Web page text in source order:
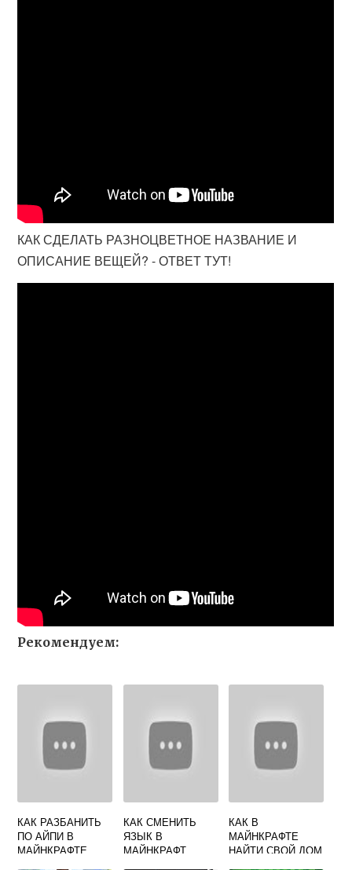
КАК СДЕЛАТЬ РАЗНОЦВЕТНОЕ НАЗВАНИЕ И
ОПИСАНИЕ ВЕЩЕЙ? - ОТВЕТ ТУТ!
Рекомендуем:
КАК РАЗБАНИТЬ
ПО АЙПИ В
МАЙНКРАФТЕ
КАК СМЕНИТЬ
ЯЗЫК В
МАЙНКРАФТ
КАК В
МАЙНКРАФТЕ
НАЙТИ СВОЙ ДОМ